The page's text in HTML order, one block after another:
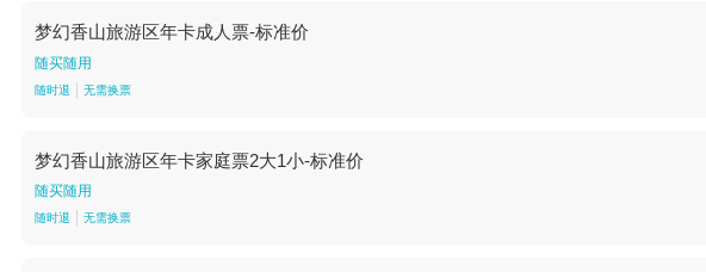
梦幻香山旅游区年卡成人票-标准价
随买随用
随时退 无需换票
梦幻香山旅游区年卡家庭票2大1小-标准价
随买随用
随时退 无需换票